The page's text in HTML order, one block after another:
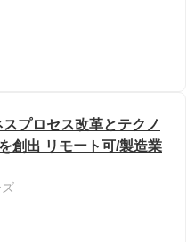
プロセス改革とテクノ
創出 リモート可/製造業